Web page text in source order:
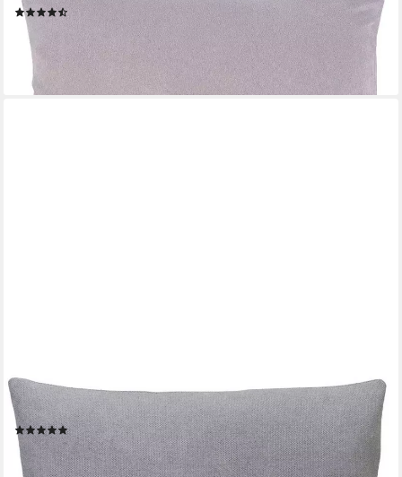
(133)
26,49 €
lieferbar - in 6-8 Werktagen bei dir
GÖZZE
Dekokissen Darco Uni, 1 Stück, Maß: 45 x 45 cm, mit Füllung
(4)
14,95 €
lieferbar in 2 Wochen